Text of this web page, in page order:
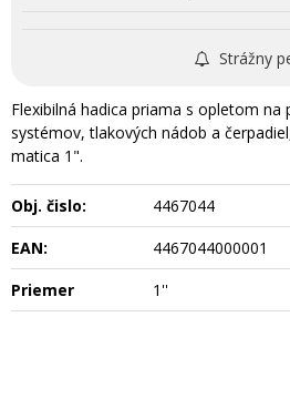
Strážny
Flexibilná hadica priama s opletom na
systémov, tlakových nádob a
matica 1".
Obj. čislo:
4467044
EAN:
4467044000001
Priemer
1''